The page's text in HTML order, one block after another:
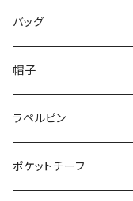
50/XL～
48/L
50/XL～
46/M
48/L
50/XL～
～25.5cm
26cm～
27cm～
28cm～
バッグ
帽子
ラペルピン
ポケットチーフ